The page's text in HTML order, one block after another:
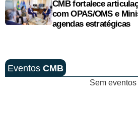
CMB fortalece
com OPAS/OMS e
agendas estratégicas
Eventos CMB
Sem eventos